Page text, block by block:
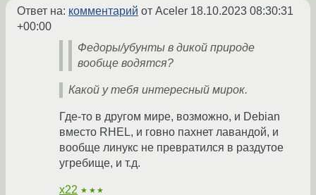
Ответ на: комментарий от Aceler 18.10.2023 08:30:31
+00:00
Федоры/убунты в дикой природе
вообще водятся?
Какой у тебя интересный мирок.
Где-то в другом мире, возможно, и Debian
вместо RHEL, и говно пахнет лавандой, и
вообще линукс не превратился в раздутое
угребище, и т.д.
x22 ★★★